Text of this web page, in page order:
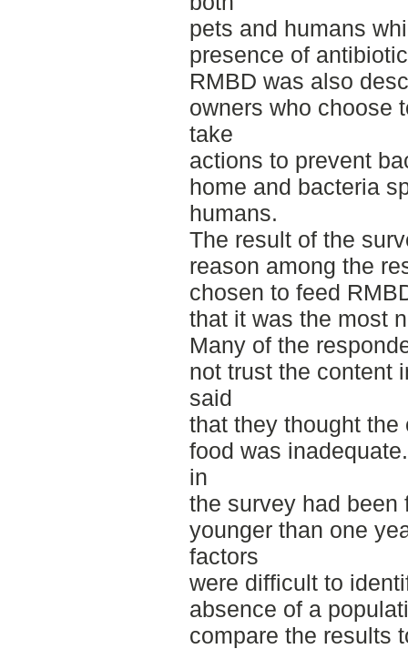
pets and humans
presence of
RMBD was also
owners who choose
take
actions to prevent
home and bacteria
humans.
The result of the
reason among the
chosen to feed
that it was the most
Many of the
not trust the content
said
that they thought
food was
in
the survey had been
younger than one
factors
were difficult to
absence of a
compare the results